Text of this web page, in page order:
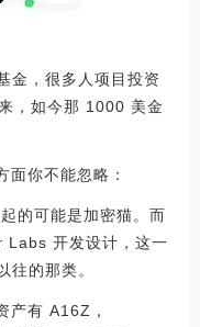
金，很多人项目投资
，如今那 1000 美金
你不能忽略：
的可能是加密猫。而
Labs 开发设计，这一
往的那类。
产有 A16Z，